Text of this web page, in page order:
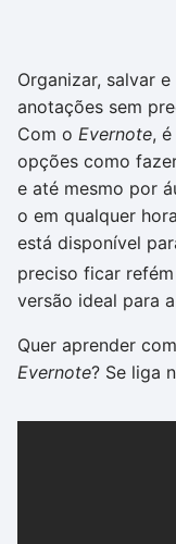
Organizar, salvar
anotações sem
Com o Evernote,
opções como
e até mesmo por
o em qualquer
está disponível
preciso ficar
versão ideal para
Quer aprender
Evernote? Se liga